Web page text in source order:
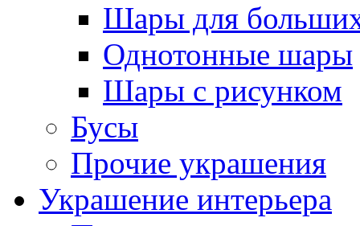
Шары для
Однотонные шары
Шары с рисунком
Бусы
Прочие украшения
Украшение интерьера